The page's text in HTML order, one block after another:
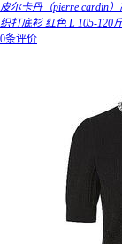
皮尔卡丹（pierre cardin
织打底衫 红色 L 105-120
0条评价